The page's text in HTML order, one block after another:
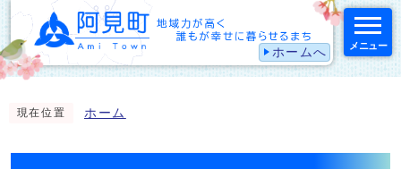
ホームへ メニュー
現在位置 ホーム